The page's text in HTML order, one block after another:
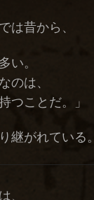
は昔から、
い。
のは、
つことだ。」
継がれている。
、